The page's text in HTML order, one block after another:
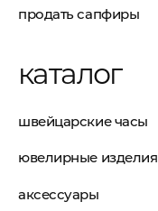
продать сапфиры
каталог
швейцарские часы
ювелирные изделия
аксессуары